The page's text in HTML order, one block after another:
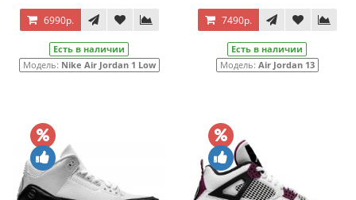
6990р.
Есть в наличии
Модель: Nike Air Jordan 1 Low
7490р.
Есть в наличии
Модель: Air Jordan 13